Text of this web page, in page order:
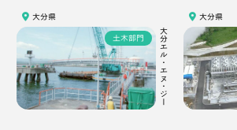
大分県
大分エル・エヌ・ジー
土木部門
大分県